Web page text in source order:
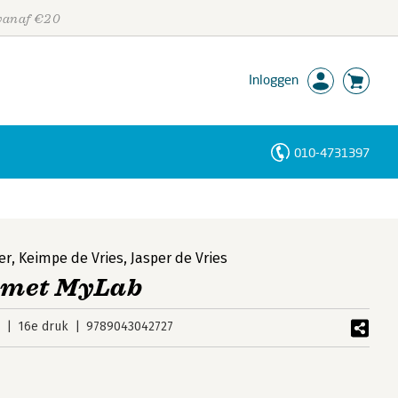
€20
Inloggen
010-4731397
, Keimpe de Vries, Jasper de Vries
MyLab
16e druk 9789043042727
Personen